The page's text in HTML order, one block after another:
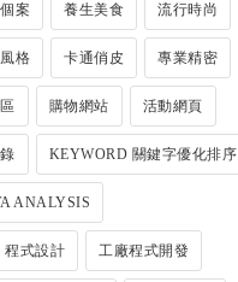
案 養生美食 流行時尚
格 卡通俏皮 專業精密
購物網站 活動網頁
KEYWORD 關鍵字優化排序
ANALYSIS
程式設計 工廠程式開發